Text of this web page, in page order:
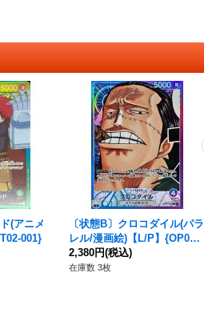
(アニメ
001}
〔状態B〕クロコダイル(パラ
レル/漫画絵)【L/P】{OP01-0
62}
2,380円(税込)
在庫数 3枚